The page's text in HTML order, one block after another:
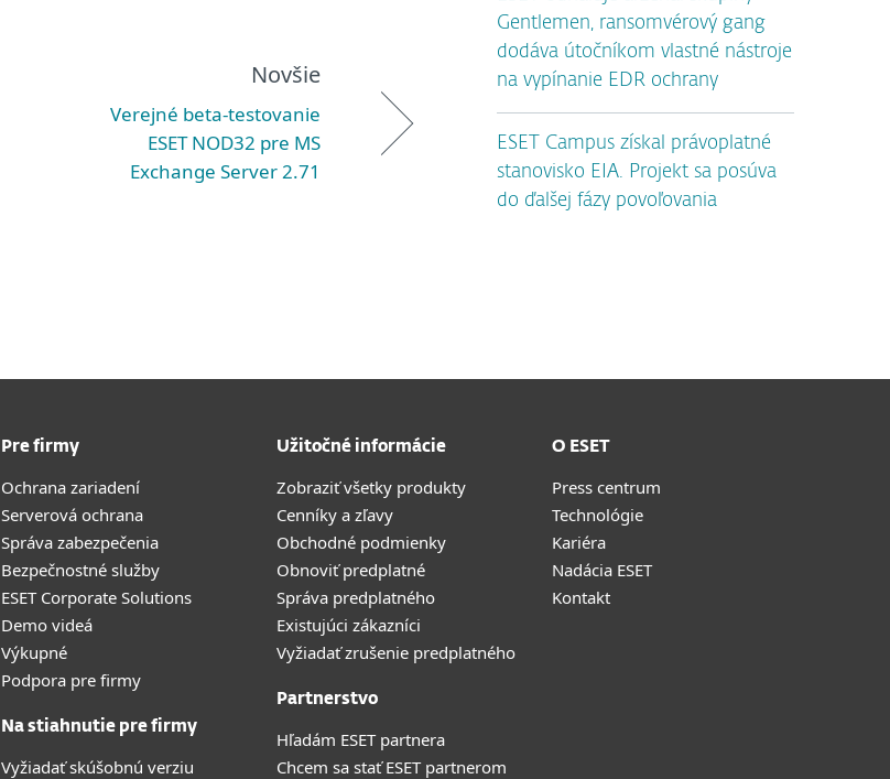
Novšie
Verejné beta-testovanie
ESET NOD32 pre MS
Exchange Server 2.71
Gentlemen, ransomvérový gang
dodáva útočníkom vlastné nástroje
na vypínanie EDR ochrany
ESET Campus získal právoplatné
stanovisko EIA. Projekt sa posúva
do ďalšej fázy povoľovania
Pre firmy
Ochrana zariadení
Serverová ochrana
Správa zabezpečenia
Bezpečnostné služby
ESET Corporate Solutions
Demo videá
Výkupné
Podpora pre firmy
Na stiahnutie pre firmy
Vyžiadať skúšobnú verziu
Užitočné informácie
Zobraziť všetky produkty
Cenníky a zľavy
Obchodné podmienky
Obnoviť predplatné
Správa predplatného
Existujúci zákazníci
Vyžiadať zrušenie predplatného
Partnerstvo
Hľadám ESET partnera
Chcem sa stať ESET partnerom
O ESET
Press centrum
Technológie
Kariéra
Nadácia ESET
Kontakt